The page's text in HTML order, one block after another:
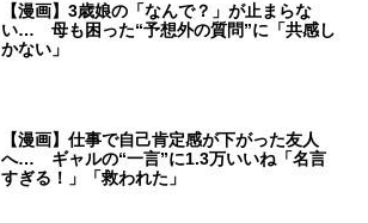
【漫画】3歳娘の「なんで？」が止まらな
い… 母も困った“予想外の質問”に「共感し
かない」
【漫画】仕事で自己肯定感が下がった友人
へ… ギャルの“一言”に1.3万いいね「名言
すぎる！」「救われた」